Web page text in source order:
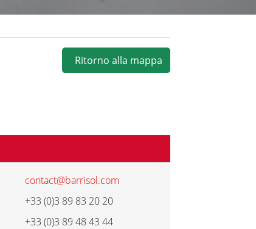
Ritorno alla mappa
contact@barrisol.com
+33 (0)3 89 83 20 20
+33 (0)3 89 48 43 44